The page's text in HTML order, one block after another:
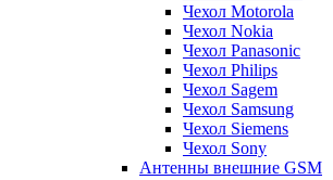
Чехол Motorola
Чехол Nokia
Чехол Panasonic
Чехол Philips
Чехол Sagem
Чехол Samsung
Чехол Siemens
Чехол Sony
Антенны внешние GSM